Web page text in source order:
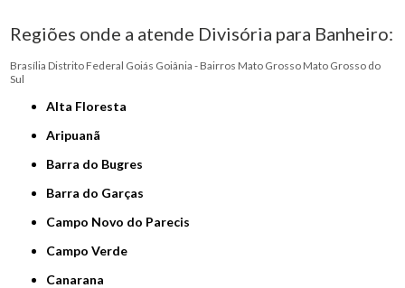
Regiões onde a atende Divisória para Banheiro:
Brasília Distrito Federal Goiás Goiânia - Bairros Mato Grosso Mato Grosso do
Sul
Alta Floresta
Aripuanã
Barra do Bugres
Barra do Garças
Campo Novo do Parecis
Campo Verde
Canarana